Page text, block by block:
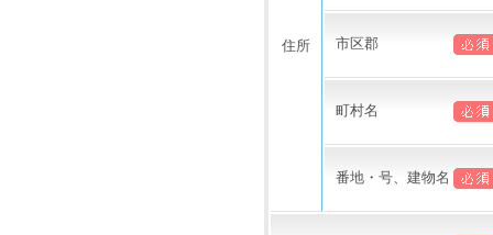
住所 市区郡
町村名
番地・号、建物名